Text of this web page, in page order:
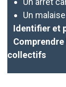
Un malaise
Identifier et
collectifs